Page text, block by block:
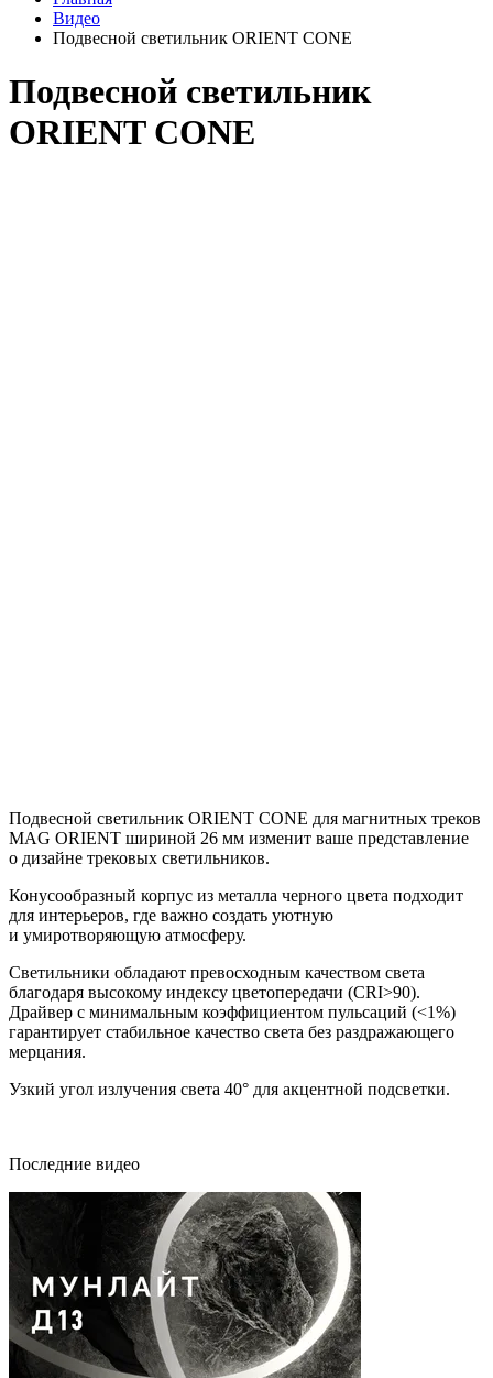
Видео
Подвесной светильник ORIENT CONE
Подвесной светильник
ORIENT CONE
Подвесной светильник ORIENT CONE для магнитных треков
MAG ORIENT шириной 26 мм изменит ваше представление
о дизайне трековых светильников.
Конусообразный корпус из металла черного цвета подходит
для интерьеров, где важно создать уютную
и умиротворяющую атмосферу.
Светильники обладают превосходным качеством света
благодаря высокому индексу цветопередачи (CRI>90).
Драйвер с минимальным коэффициентом пульсаций (<1%)
гарантирует стабильное качество света без раздражающего
мерцания.
Узкий угол излучения света 40° для акцентной подсветки.
Последние видео